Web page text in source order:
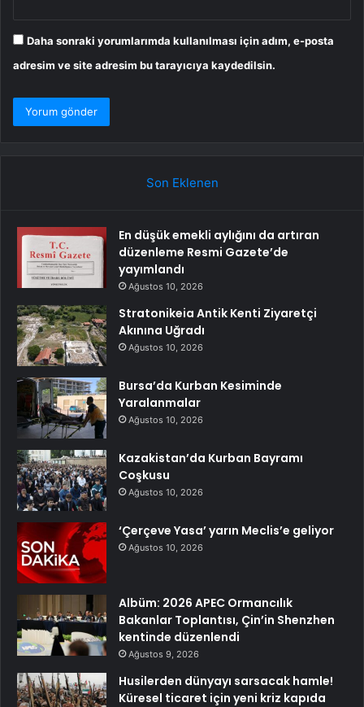
Daha sonraki yorumlarımda kullanılması için adım, e-posta
adresim ve site adresim bu tarayıcıya kaydedilsin.
Son Eklenen
En düşük emekli aylığını da artıran
düzenleme Resmi Gazete’de
yayımlandı
Ağustos 10, 2026
Stratonikeia Antik Kenti Ziyaretçi
Akınına Uğradı
Ağustos 10, 2026
Bursa’da Kurban Kesiminde
Yaralanmalar
Ağustos 10, 2026
Kazakistan’da Kurban Bayramı
Coşkusu
Ağustos 10, 2026
‘Çerçeve Yasa’ yarın Meclis’e geliyor
Ağustos 10, 2026
Albüm: 2026 APEC Ormancılık
Bakanlar Toplantısı, Çin’in Shenzhen
kentinde düzenlendi
Ağustos 9, 2026
Husilerden dünyayı sarsacak hamle!
Küresel ticaret için yeni kriz kapıda